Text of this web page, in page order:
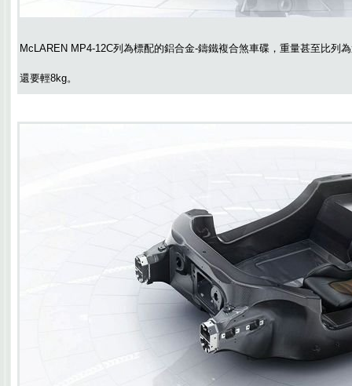
McLAREN MP4-12C列為標配的鋁合金-鑄鐵複合煞車碟，重量甚至比列
還要輕8kg。